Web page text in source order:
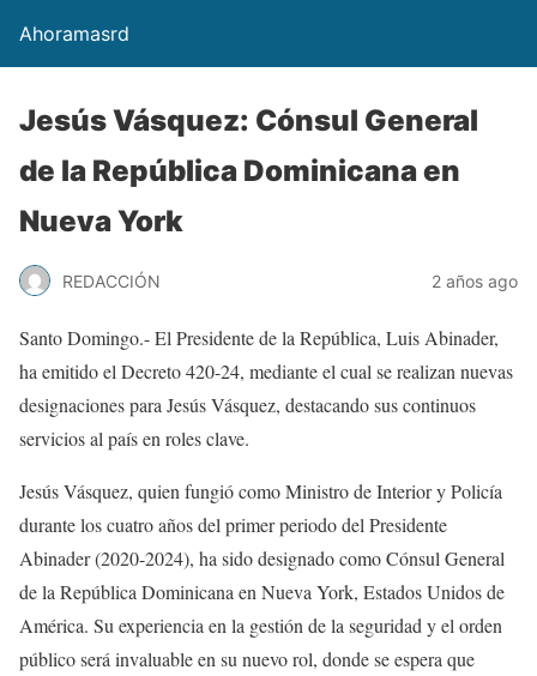
Ahoramasrd
Jesús Vásquez: Cónsul General
de la República Dominicana en
Nueva York
REDACCIÓN 2 años ago
Santo Domingo.- El Presidente de la República, Luis Abinader,
ha emitido el Decreto 420-24, mediante el cual se realizan nuevas
designaciones para Jesús Vásquez, destacando sus continuos
servicios al país en roles clave.
Jesús Vásquez, quien fungió como Ministro de Interior y Policía
durante los cuatro años del primer periodo del Presidente
Abinader (2020-2024), ha sido designado como Cónsul General
de la República Dominicana en Nueva York, Estados Unidos de
América. Su experiencia en la gestión de la seguridad y el orden
público será invaluable en su nuevo rol, donde se espera que